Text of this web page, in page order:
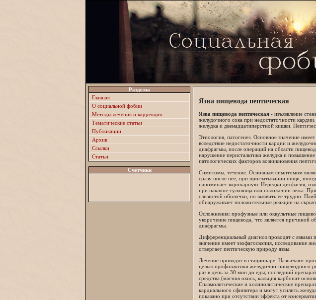
Разделы
Главная
О социальной фобии
Методы лечения и коррекция
Тематические статьи
Публикации
Архив
Ссылки
Статьи
Счетчики
Язва пищевода пептическая
Язва пищевода пептическая - изъязвление
желудочного сока при недостаточности
желудка и двенадцатиперстной кишки.
Этиология, патогенез. Основное значение
вследствие недостаточности кардии и
диафрагмы, после операций на области
нарушение перистальтики желудка и
патологических факторов возникновения
Симптомы, течение. Основным симптомом
сразу после нее, при проглатывании пищи,
напоминает коронарную. Нередки дисфагия,
при наклоне туловища или положении лежа. При
слизистой оболочки, но выявить ее трудно.
обнаруживает положительные реакции на
Осложнения: профузные или оккультные
укорочение пищевода, что является причиной
диафрагмы.
Дифференциальный диагноз проводят с
значение имеет эзофагоскопия, исследование
отвергает пептическую природу язвы.
Лечение проводят в стационаре. Назначают
целью профилактики желудочно-пищеводного
раз в день за 30 мин до еды; последний
средства (магния окись, кальция карбонат
Спазмолитические и холинолитические
кардиального сфинктера и могут усилить
показано при отсутствии эффекта от